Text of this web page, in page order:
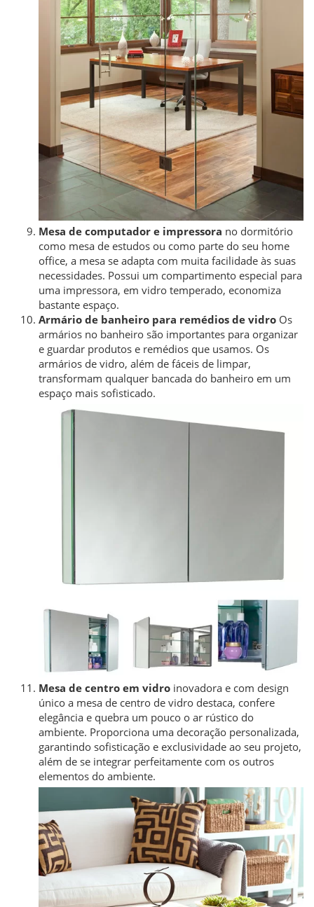
Mesa de computador e impressora no dormitório
como mesa de estudos ou como parte do seu home
office, a mesa se adapta com muita facilidade às suas
necessidades. Possui um compartimento especial para
uma impressora, em vidro temperado, economiza
bastante espaço.
Armário de banheiro para remédios de vidro Os
armários no banheiro são importantes para organizar
e guardar produtos e remédios que usamos. Os
armários de vidro, além de fáceis de limpar,
transformam qualquer bancada do banheiro em um
espaço mais sofisticado.
Mesa de centro em vidro inovadora e com design
único a mesa de centro de vidro destaca, confere
elegância e quebra um pouco o ar rústico do
ambiente. Proporciona uma decoração personalizada,
garantindo sofisticação e exclusividade ao seu projeto,
além de se integrar perfeitamente com os outros
elementos do ambiente.